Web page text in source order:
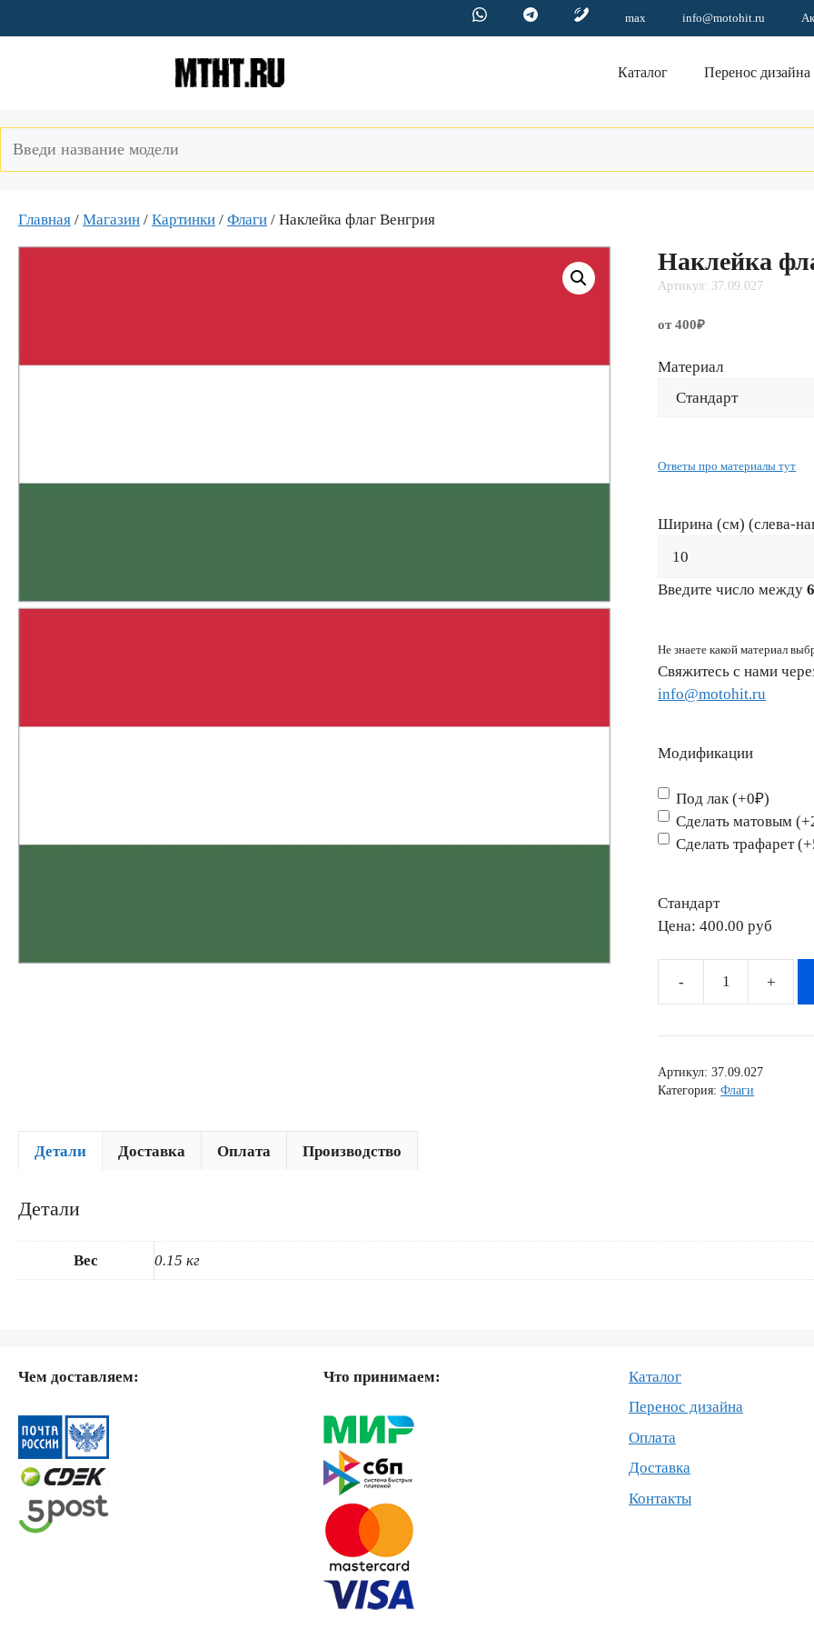
к
max info@motohit.ru
Каталог Перенос дизайна
Главная / Магазин / Картинки / Флаги / Наклейка флаг Венгрия
Наклейка
Артикул: 37.09.027
от 400₽
Материал
Ответы про материалы тут
Ширина (см) (слева-
Введите число между6
Не знаете какой материал
Свяжитесь с нами
info@motohit.ru
Модификации
Под лак (+0₽)
Сделать матовым
Сделать трафарет
Стандарт
Цена: 400.00 pyб
Количество
Наклейка
Венгрия
Артикул:37.09.027
Категория:Флаги
Детали Доставка Оплата Производство
Детали
Вес 0.15 кг
Чем доставляем: Что принимаем:
Каталог
Перенос дизайна
Оплата
Доставка
Контакты